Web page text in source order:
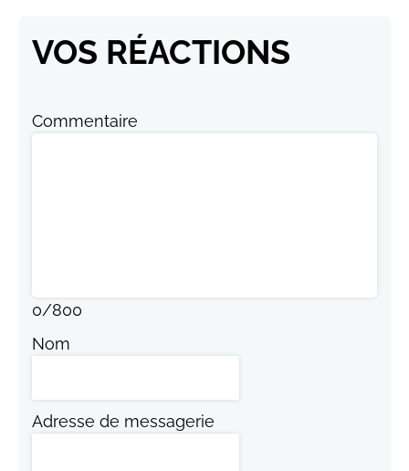
VOS RÉACTIONS
Commentaire
0/800
Nom
Adresse de messagerie